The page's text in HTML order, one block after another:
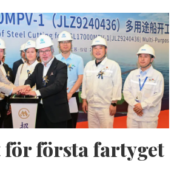
för första fartyget